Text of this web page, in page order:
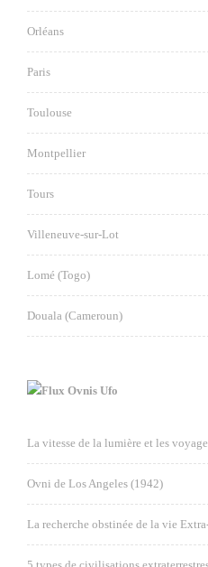
Orléans
Paris
Toulouse
Montpellier
Tours
Villeneuve-sur-Lot
Lomé (Togo)
Douala (Cameroun)
Ovnis Ufo
La vitesse de la lumière et les
Ovni de Los Angeles (1942)
La recherche obstinée de la vie